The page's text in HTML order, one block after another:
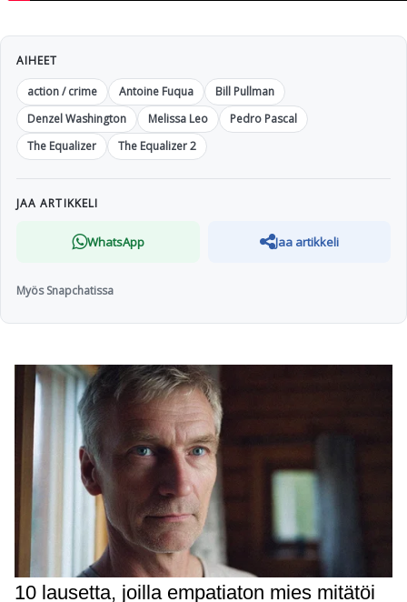
AIHEET
action / crime
Antoine Fuqua
Bill Pullman
Denzel Washington
Melissa Leo
Pedro Pascal
The Equalizer
The Equalizer 2
JAA ARTIKKELI
WhatsApp Jaa artikkeli
Myös Snapchatissa